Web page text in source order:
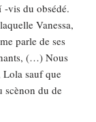
vis du obsédé.
Vanessa,
parle de ses
(…) Nous
Lola sauf que
scènon du de